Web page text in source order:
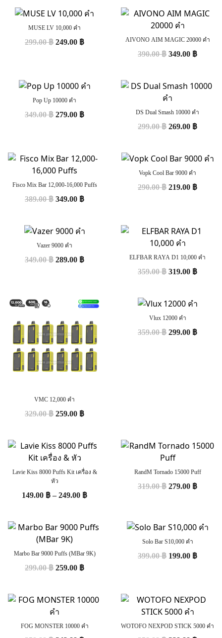
MUSE LV 10,000 คำ
299.00฿ 249.00 ฿ AIVONO AIM MAGIC 20000 คำ
390.00฿ 349.00 ฿
Pop Up 10000 คำ
349.00฿ 279.00 ฿ DS Dual Smash 10000 คำ
299.00฿ 269.00 ฿
Fisco Mix Bar 12,000-16,000 Puffs
389.00฿ 349.00 ฿
Vopk Cool Bar 9000 คำ
290.00฿ 219.00 ฿
Vazer 9000 คำ
349.00฿ 289.00 ฿ ELFBAR RAYA D1 10,000 คำ
359.00฿ 319.00 ฿
VMC 12,000 คำ
329.00฿ 259.00 ฿
Vlux 12000 คำ
359.00฿ 299.00 ฿
Lavie Kiss 8000 Puffs Kit เครื่อง &
หัว
149.00 ฿–249.00 ฿
RandM Tornado 15000 Puff
319.00฿ 279.00 ฿
Marbo Bar 9000 Puffs (MBar 9K)
299.00฿ 259.00 ฿
Solo Bar S10,000 คำ
399.00฿ 199.00 ฿
FOG MONSTER 10000 คำ WOTOFO NEXPOD STICK 5000 คำ